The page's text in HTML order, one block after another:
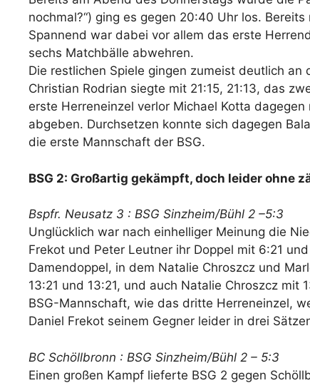
nochmal?“) ging es gegen 20:40 Uhr los.
Spannend war dabei vor allem das erste
sechs Matchbälle abwehren.
Die restlichen Spiele gingen zumeist deutlich an
Christian Rodrian siegte mit 21:15, 21:13, das
erste Herreneinzel verlor Michael Kotta
abgeben. Durchsetzen konnte sich dagegen
die erste Mannschaft der BSG.
BSG 2: Großartig gekämpft, doch leider ohne
Bspfr. Neusatz 3 : BSG Sinzheim/Bühl 2 –5:3
Unglücklich war nach einhelliger Meinung die
Frekot und Peter Leutner ihr Doppel mit 6:21
Damendoppel, in dem Natalie Chroszcz und
13:21 und 13:21, und auch Natalie Chroszcz mit
BSG-Mannschaft, wie das dritte Herreneinzel,
Daniel Frekot seinem Gegner leider in drei
BC Schöllbronn : BSG Sinzheim/Bühl 2 – 5:3
Einen großen Kampf lieferte BSG 2 gegen